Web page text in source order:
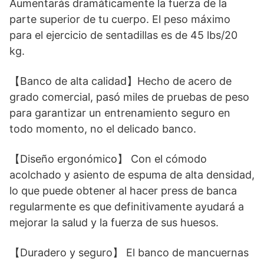
Aumentarás dramáticamente la fuerza de la
parte superior de tu cuerpo. El peso máximo
para el ejercicio de sentadillas es de 45 lbs/20
kg.
【Banco de alta calidad】Hecho de acero de
grado comercial, pasó miles de pruebas de peso
para garantizar un entrenamiento seguro en
todo momento, no el delicado banco.
【Diseño ergonómico】 Con el cómodo
acolchado y asiento de espuma de alta densidad,
lo que puede obtener al hacer press de banca
regularmente es que definitivamente ayudará a
mejorar la salud y la fuerza de sus huesos.
【Duradero y seguro】 El banco de mancuernas